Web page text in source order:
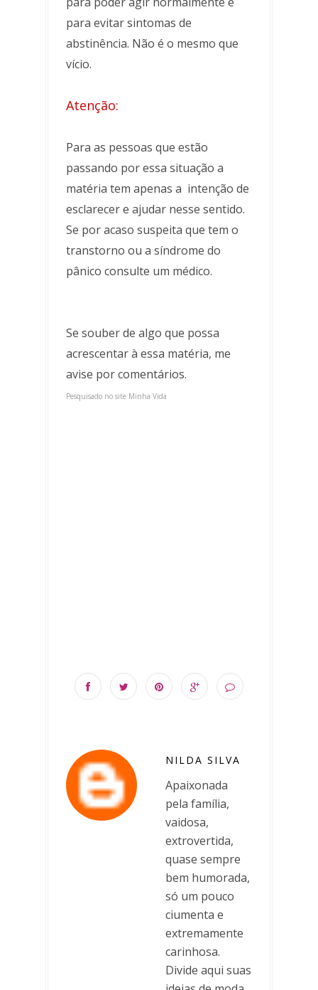
para evitar sintomas de
abstinência. Não é o mesmo que
vício.
Atenção:
Para as pessoas que estão
passando por essa situação a
matéria tem apenas a intenção de
esclarecer e ajudar nesse sentido.
Se por acaso suspeita que tem o
transtorno ou a síndrome do
pânico consulte um médico.
Se souber de algo que possa
acrescentar à essa matéria, me
avise por comentários.
Pesquisado no site Minha Vida
NILDA SILVA
Apaixonada
pela família,
vaidosa,
extrovertida,
quase sempre
bem humorada,
só um pouco
ciumenta e
extremamente
carinhosa.
Divide aqui suas